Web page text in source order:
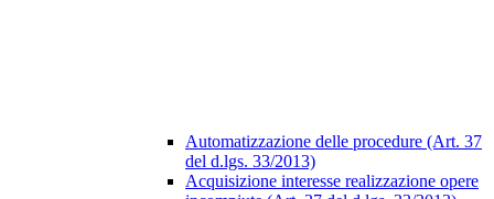
Automatizzazione delle procedure (Art. 37
del d.lgs. 33/2013)
Acquisizione interesse realizzazione opere